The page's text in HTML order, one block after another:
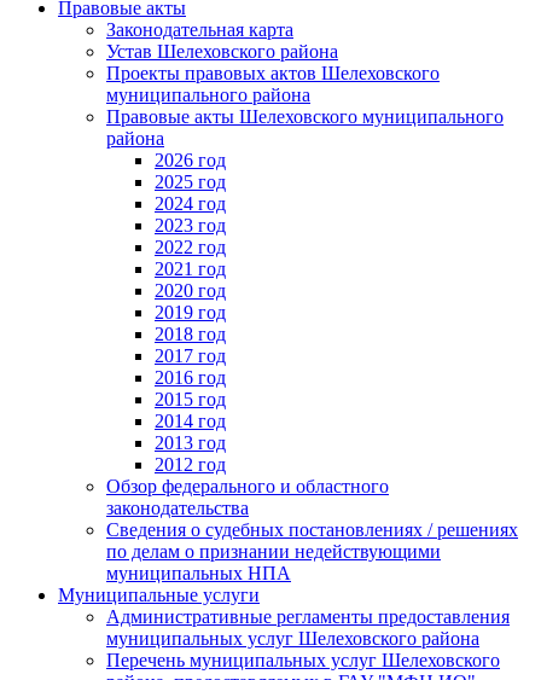
Правовые акты
Законодательная карта
Устав Шелеховского района
Проекты правовых актов Шелеховского
муниципального района
Правовые акты Шелеховского муниципального
района
2026 год
2025 год
2024 год
2023 год
2022 год
2021 год
2020 год
2019 год
2018 год
2017 год
2016 год
2015 год
2014 год
2013 год
2012 год
Обзор федерального и областного
законодательства
Сведения о судебных постановлениях / решениях
по делам о признании недействующими
муниципальных НПА
Муниципальные услуги
Административные регламенты предоставления
муниципальных услуг Шелеховского района
Перечень муниципальных услуг Шелеховского